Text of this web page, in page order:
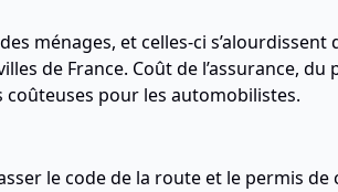
ménages, et celles-ci s’alourdissent
de France. Coût de l’assurance,
coûteuses pour les automobilistes.
le code de la route et le permis